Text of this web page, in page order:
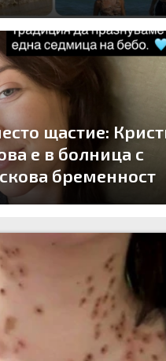
щастие:
е в болница с
бременност